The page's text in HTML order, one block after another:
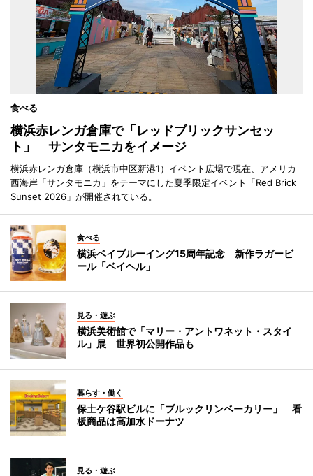
食べる
横浜赤レンガ倉庫で「レッドブリックサンセッ
ト」 サンタモニカをイメージ
横浜赤レンガ倉庫（横浜市中区新港1）イベント広場で現在、アメリカ
西海岸「サンタモニカ」をテーマにした夏季限定イベント「Red Brick
Sunset 2026」が開催されている。
食べる
横浜ベイブルーイング15周年記念 新作ラガービ
ール「ベイヘル」
見る・遊ぶ
横浜美術館で「マリー・アントワネット・スタイ
ル」展 世界初公開作品も
暮らす・働く
保土ケ谷駅ビルに「ブルックリンベーカリー」 看
板商品は高加水ドーナツ
見る・遊ぶ